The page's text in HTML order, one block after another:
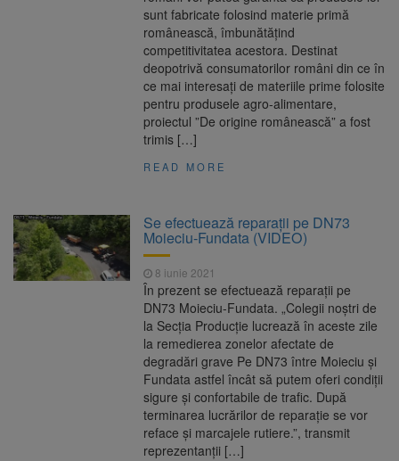
sunt fabricate folosind materie primă
românească, îmbunătățind
competitivitatea acestora. Destinat
deopotrivă consumatorilor români din ce în
ce mai interesați de materiile prime folosite
pentru produsele agro-alimentare,
proiectul ”De origine românească” a fost
trimis […]
READ MORE
Se efectuează reparații pe DN73
Moieciu-Fundata (VIDEO)
8 iunie 2021
În prezent se efectuează reparații pe
DN73 Moieciu-Fundata. „Colegii noștri de
la Secția Producție lucrează în aceste zile
la remedierea zonelor afectate de
degradări grave Pe DN73 între Moieciu și
Fundata astfel încât să putem oferi condiții
sigure și confortabile de trafic. După
terminarea lucrărilor de reparație se vor
reface și marcajele rutiere.”, transmit
reprezentanții […]